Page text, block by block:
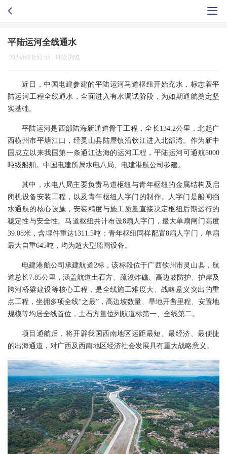
平陆运河全线通水
2026/6/8 8:51:55 88次浏览
近日，中国电建参建的平陆运河马道枢纽开始充水，标志着平
陆运河工程全线通水，全面进入有水调试阶段，为如期通航奠定坚
实基础。
平陆运河是西部陆海新通道骨干工程，全长134.2公里，北起广
西横州市平塘江口，经灵山县陆屋镇沿钦江进入北部湾。作为新中
国成立以来我国第一条通江达海的运河工程，平陆运河可通航5000
吨级船舶。中国电建所属水电八局、电建港航公司参建。
其中，水电八局主要负责马道枢纽与青年枢纽的金属结构及启
闭机设备安装工程，以及青年枢纽人字门的制作。人字门是船闸挡
水通航的核心设施，安装精度与施工质量直接决定枢纽后期运行的
稳定性与安全性。马道枢纽共计布设8扇人字门，最大单扇闸门高度
39.08米，含埋件重达1311.5吨；青年枢纽同样配置8扇人字门，单扇
最大自重645吨，均为超大型船闸设备。
电建港航公司承建航道2标，该标段位于广西钦州市灵山县，航
道总长7.85公里，涵盖航道土石方、疏浚炸礁、高边坡防护、护岸及
跨河桥梁建设等核心工程，是全线施工难度大、战略意义突出的重
点工程，坐拥多项全线“之最”，高边坡数量、旱地开凿里程、安置地
规模等均居全线首位，土石方量位列航道标第一、全线第二。
项目通航后，将开辟我国西南地区运距最短、最经济、最便捷
的出海通道，对广西及西南地区经济社会发展具有重大战略意义。